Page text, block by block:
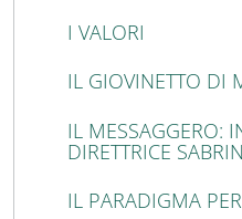
I VALORI
IL GIOVINETTO DI
IL MESSAGGERO:
DIRETTRICE
IL PARADIGMA